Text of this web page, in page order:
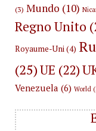
(3) Mundo (10)
Regno Unito
Royaume-Uni(4)
(25)UE (22)
Venezuela (6) World